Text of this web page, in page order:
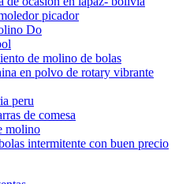
picador
Do
de molino de bolas
en polvo de rotary vibrante
peru
de comesa
molino
intermitente con buen precio